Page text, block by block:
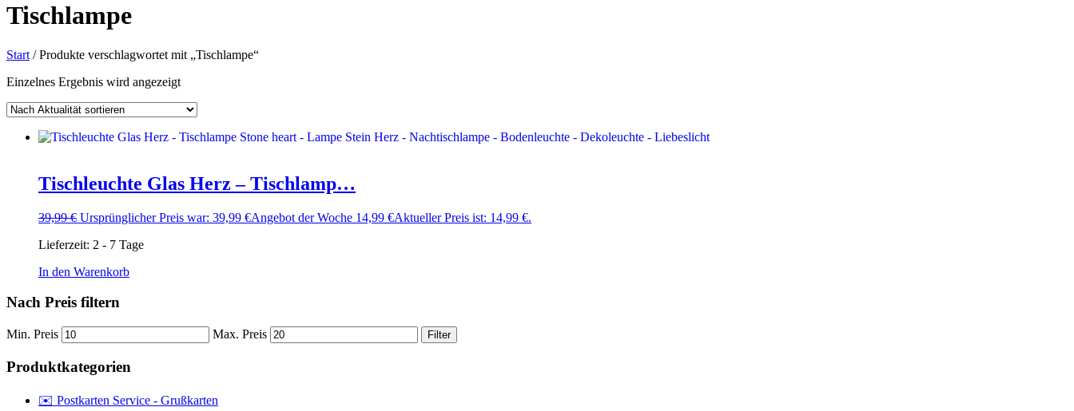
Tischlampe
Start / Produkte verschlagwortet mit „Tischlampe“
Einzelnes Ergebnis wird angezeigt
Tischleuchte Glas Herz – Tischlamp…
39,99€ Ursprünglicher Preis war: 39,99 €Angebot der Woche 14,99 €Aktueller Preis ist: 14,99 €.
Lieferzeit: 2 - 7 Tage
In den Warenkorb
Nach Preis filtern
Min. Preis Max. Preis Filter
Produktkategorien
✉️ Postkarten Service - Grußkarten